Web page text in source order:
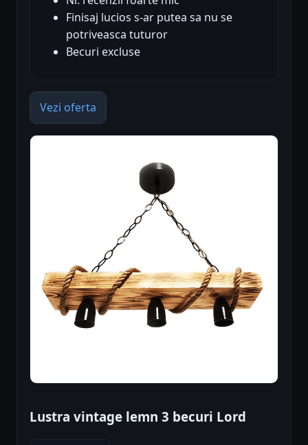
Finisaj lucios s-ar putea sa nu se
potriveasca tuturor
Becuri excluse
Vezi oferta
Lustra vintage lemn 3 becuri Lord